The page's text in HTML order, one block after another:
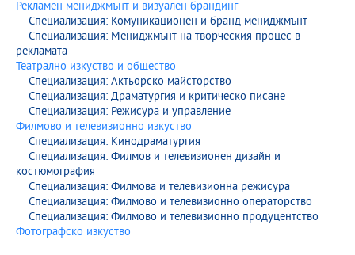
Рекламен мениджмънт и визуален брандинг
Специализация: Комуникационен и бранд мениджмънт
Специализация: Мениджмънт на творческия процес в
рекламата
Театрално изкуство и общество
Специализация: Актьорско майсторство
Специализация: Драматургия и критическо писане
Специализация: Режисура и управление
Филмово и телевизионно изкуство
Специализация: Кинодраматургия
Специализация: Филмов и телевизионен дизайн и
костюмография
Специализация: Филмова и телевизионна режисура
Специализация: Филмово и телевизионно операторство
Специализация: Филмово и телевизионно продуцентство
Фотографско изкуство